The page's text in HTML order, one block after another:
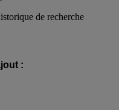
de recherche
: